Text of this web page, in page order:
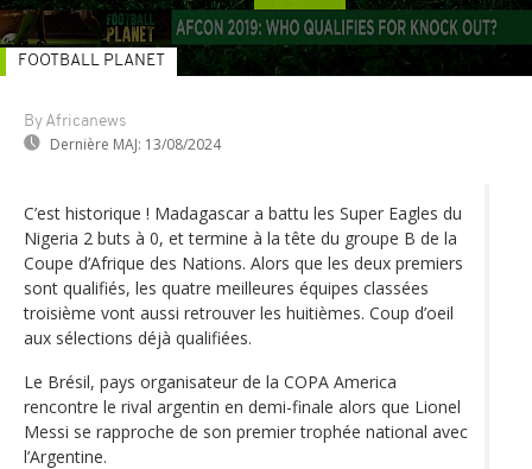
By Africanews
Dernière MAJ: 13/08/2024
FOOTBALL PLANET
C’est historique ! Madagascar a battu les Super Eagles du
Nigeria 2 buts à 0, et termine à la tête du groupe B de la
Coupe d’Afrique des Nations. Alors que les deux premiers
sont qualifiés, les quatre meilleures équipes classées
troisième vont aussi retrouver les huitièmes. Coup d’oeil
aux sélections déjà qualifiées.
Le Brésil, pays organisateur de la COPA America
rencontre le rival argentin en demi-finale alors que Lionel
Messi se rapproche de son premier trophée national avec
l’Argentine.